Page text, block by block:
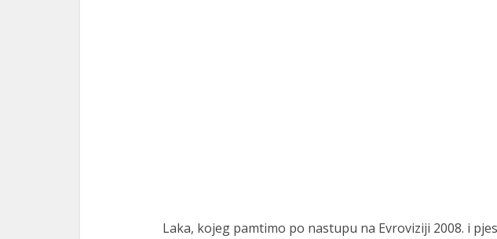
Laka, kojeg pamtimo po nastupu na Evroviziji 2008. i